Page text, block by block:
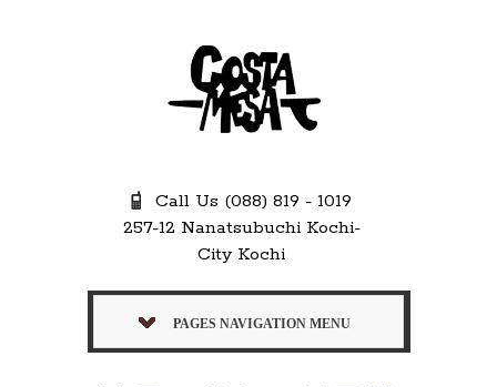
Call Us (088) 819 - 1019
257-12 Nanatsubuchi Kochi-
City Kochi
PAGES NAVIGATION MENU